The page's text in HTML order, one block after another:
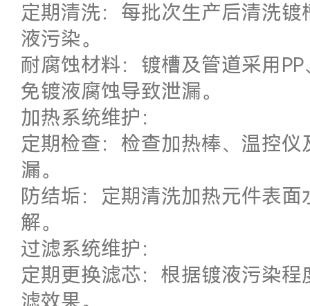
定期清洗：每批次生产后清洗
液污染。
耐腐蚀材料：镀槽及管道采用
免镀液腐蚀导致泄漏。
加热系统维护：
定期检查：检查加热棒、温控
漏。
防结垢：定期清洗加热元件表
解。
过滤系统维护：
定期更换滤芯：根据镀液污染
滤效果。